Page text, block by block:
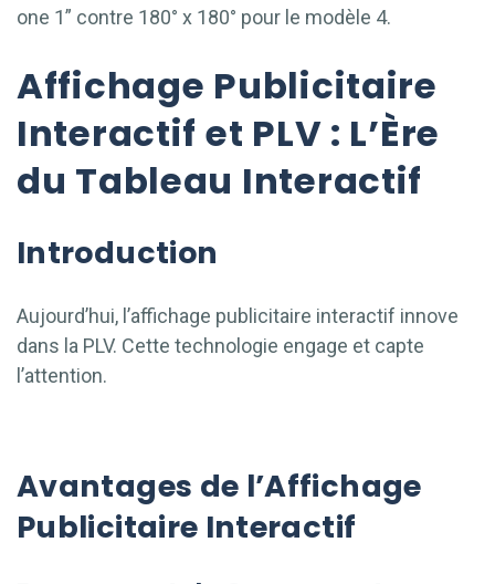
one 1” contre 180° x 180° pour le modèle 4.
Affichage Publicitaire
Interactif et PLV : L’Ère
du Tableau Interactif
Introduction
Aujourd’hui, l’affichage publicitaire interactif innove
dans la PLV. Cette technologie engage et capte
l’attention.
Avantages de l’Affichage
Publicitaire Interactif